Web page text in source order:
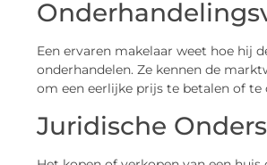
Een ervaren makelaar weet hoe hij
onderhandelen. Ze kennen de
om een eerlijke prijs te betalen of te
Juridische